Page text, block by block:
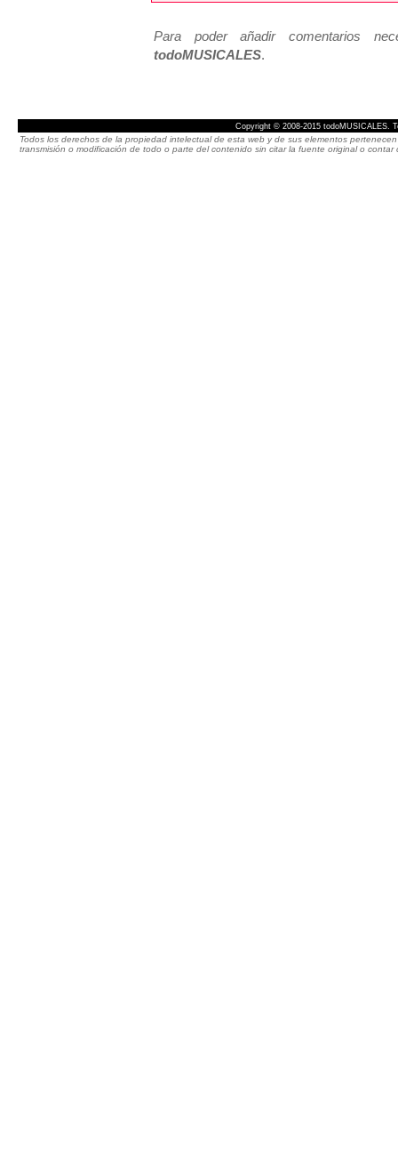
Para poder añadir comentarios
todoMUSICALES.
Copyright © 2008-2015 todoMUSICALES.
Todos los derechos de la propiedad intelectual de esta web y de sus elementos
transmisión o modificación de todo o parte del contenido sin citar la fuente original o